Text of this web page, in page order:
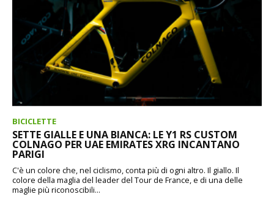
BICICLETTE
SETTE GIALLE E UNA BIANCA: LE Y1 RS CUSTOM
COLNAGO PER UAE EMIRATES XRG INCANTANO
PARIGI
C'è un colore che, nel ciclismo, conta più di ogni altro. Il giallo. Il
colore della maglia del leader del Tour de France, e di una delle
maglie più riconoscibili...